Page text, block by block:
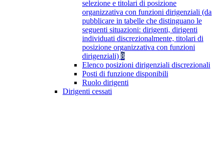
selezione e titolari di posizione
organizzativa con funzioni dirigenziali (da
pubblicare in tabelle che distinguano le
seguenti situazioni: dirigenti, dirigenti
individuati discrezionalmente, titolari di
posizione organizzativa con funzioni
dirigenziali) 8
Elenco posizioni dirigenziali discrezionali
Posti di funzione disponibili
Ruolo dirigenti
Dirigenti cessati